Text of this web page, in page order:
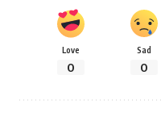
Love
0
Sad
0